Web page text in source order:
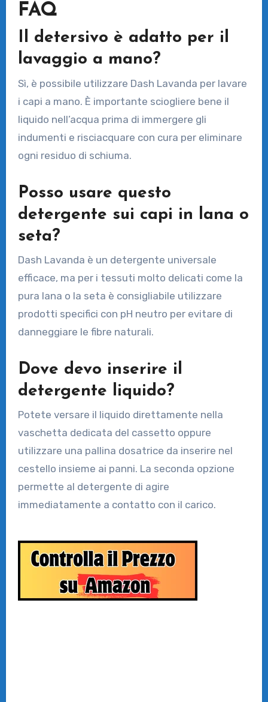
FAQ
Il detersivo è adatto per il
lavaggio a mano?
Sì, è possibile utilizzare Dash Lavanda per lavare
i capi a mano. È importante sciogliere bene il
liquido nell’acqua prima di immergere gli
indumenti e risciacquare con cura per eliminare
ogni residuo di schiuma.
Posso usare questo
detergente sui capi in lana o
seta?
Dash Lavanda è un detergente universale
efficace, ma per i tessuti molto delicati come la
pura lana o la seta è consigliabile utilizzare
prodotti specifici con pH neutro per evitare di
danneggiare le fibre naturali.
Dove devo inserire il
detergente liquido?
Potete versare il liquido direttamente nella
vaschetta dedicata del cassetto oppure
utilizzare una pallina dosatrice da inserire nel
cestello insieme ai panni. La seconda opzione
permette al detergente di agire
immediatamente a contatto con il carico.